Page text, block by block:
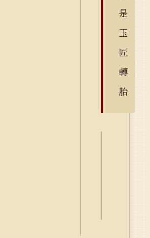
是
玉
匠
轉
胎